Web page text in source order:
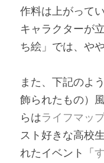
作料は上がって
キャラクターが
ち絵」では、や
また、下記のよ
飾られたもの）
らはライフマッ
スト好きな高校
れたイベント「